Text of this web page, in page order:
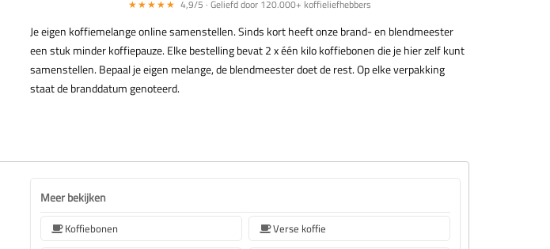
★★★★★ 4,9/5 · Geliefd door 120.000+ koffieliefhebbers
Je eigen koffiemelange online samenstellen. Sinds kort heeft onze brand- en blendmeester
een stuk minder koffiepauze. Elke bestelling bevat 2 x één kilo koffiebonen die je hier zelf kunt
samenstellen. Bepaal je eigen melange, de blendmeester doet de rest. Op elke verpakking
staat de branddatum genoteerd.
Meer bekijken
Koffiebonen
Verse koffie